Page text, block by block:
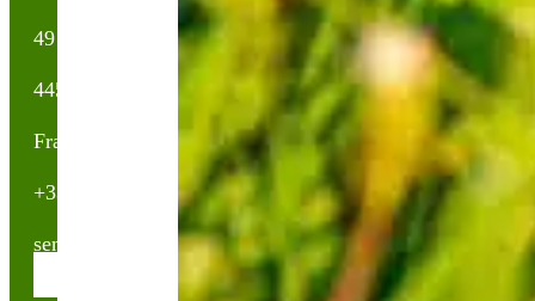
49 avenue du Général de Gaulle
44500 La Baule Escoublac
France
+33(0)2 40 23 63 24
sembio@partnerandco.fr
Contactez nos conseillères